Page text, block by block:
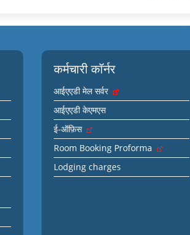
कर्मचारी कॉर्नर
आईएएडी मेल सर्वर
आईएएडी केएमएस
ई-ऑफ़िस
Room Booking Proforma
Lodging charges